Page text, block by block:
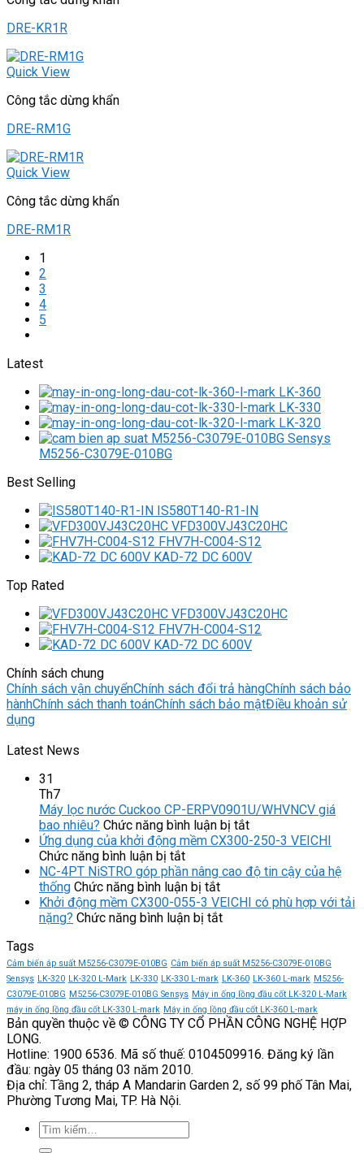
DRE-KR1R
Quick View
Công tắc dừng khẩn
DRE-RM1G
Quick View
Công tắc dừng khẩn
DRE-RM1R
1
2
3
4
5
Latest
LK-360
LK-330
LK-320
M5256-C3079E-010BG
Best Selling
IS580T140-R1-IN
VFD300VJ43C20HC
FHV7H-C004-S12
KAD-72 DC 600V
Top Rated
VFD300VJ43C20HC
FHV7H-C004-S12
KAD-72 DC 600V
Chính sách chung
Chính sách vận chuyểnChính sách đổi trả hàngChính sách bảo
hànhChính sách thanh toánChính sách bảo mậtĐiều khoản sử
dụng
Latest News
31
Th7
Máy lọc nước Cuckoo CP-ERPV0901U/WHVNCV giá
bao nhiêu? Chức năng bình luận bị tắtở
Máy
nước
CP-
nhiêu?
Ứng dụng của khởi động mềm CX300-250-3 VEICHI
Chức năng bình luận bị tắtở
Ứng
dụng
của
khởi
CX300-
250-
3
VEICHI
NC-4PT NiSTRO góp phần nâng cao độ tin cậy của hệ
thống Chức năng bình luận bị tắtở
NC-
4PT
phần
nâng
cao
độ
tin
của
thống
Khởi động mềm CX300-055-3 VEICHI có phù hợp với tải
nặng? Chức năng bình luận bị tắtở
mềm
CX300-
055-
3
VEICHI
phù
với
Tags
Cảm biến áp suất M5256-C3079E-010BG Cảm biến áp suất M5256-C3079E-010BG
Sensys LK-320 LK-320 L-Mark LK-330 LK-330 L-mark LK-360 LK-360 L-mark M5256-
C3079E-010BG M5256-C3079E-010BG Sensys Máy in ống lồng đầu cốt LK-320 L-Mark
máy in ống lồng đầu cốt LK-330 L-mark Máy in ống lồng đầu cốt LK-360 L-mark
Bản quyền thuộc về © CÔNG TY CỔ PHẦN CÔNG NGHỆ HỢP
LONG.
Hotline: 1900 6536. Mã số thuế: 0104509916. Đăng ký lần
đầu: ngày 05 tháng 03 năm 2010.
Địa chỉ: Tầng 2, tháp A Mandarin Garden 2, số 99 phố Tân Mai,
Phường Tương Mai, TP. Hà Nội.
Tìm
kiếm: